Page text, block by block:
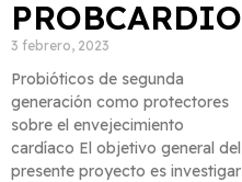
PROBCARDIO
3 febrero, 2023
Probióticos de segunda
generación como protectores
sobre el envejecimiento
cardíaco El objetivo general del
presente proyecto es investigar